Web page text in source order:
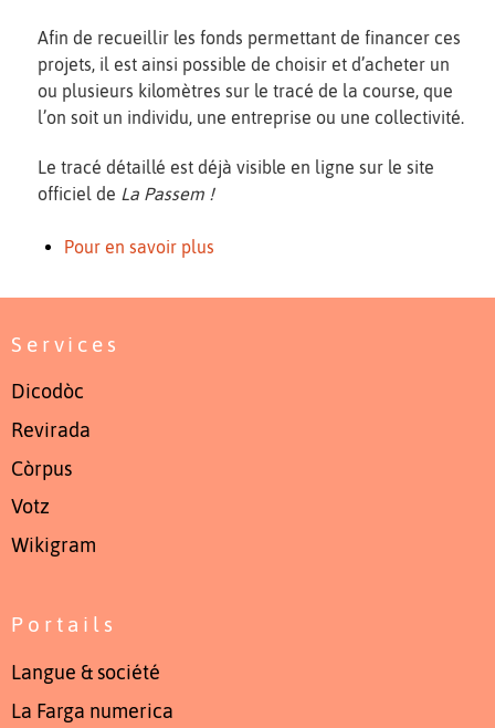
Afin de recueillir les fonds permettant de financer ces
projets, il est ainsi possible de choisir et d’acheter un
ou plusieurs kilomètres sur le tracé de la course, que
l’on soit un individu, une entreprise ou une collectivité.
Le tracé détaillé est déjà visible en ligne sur le site
officiel de La Passem !
Pour en savoir plus
Services
Dicodòc
Revirada
Còrpus
Votz
Wikigram
Portails
Langue & société
La Farga numerica